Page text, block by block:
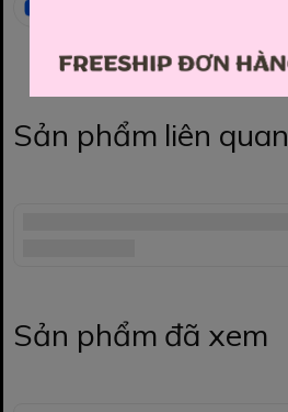
Sản phẩm liên quan
Sản phẩm đã xem